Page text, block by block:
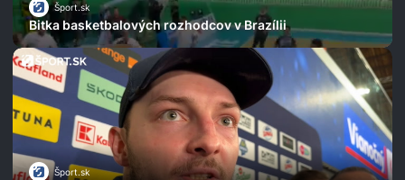
Šport.sk
Bitka basketbalových rozhodcov v Brazílii
Šport.sk